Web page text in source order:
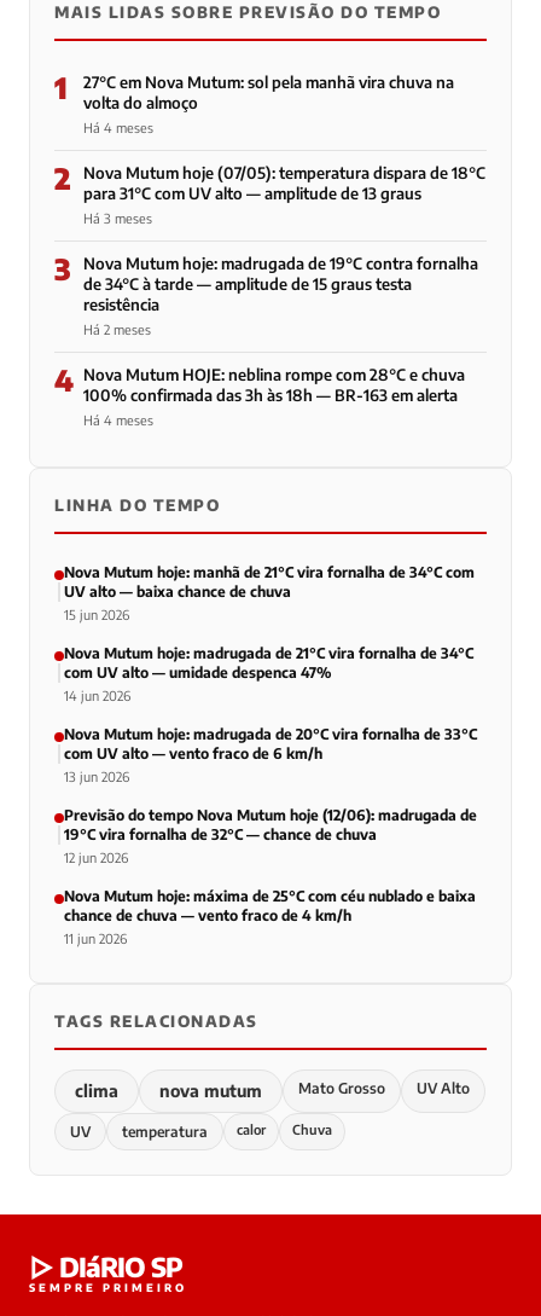
MAIS LIDAS SOBRE PREVISÃO DO TEMPO
1
27°C em Nova Mutum: sol pela manhã vira chuva na
volta do almoço
Há 4 meses
2
Nova Mutum hoje (07/05): temperatura dispara de 18°C
para 31°C com UV alto — amplitude de 13 graus
Há 3 meses
3
Nova Mutum hoje: madrugada de 19°C contra fornalha
de 34°C à tarde — amplitude de 15 graus testa
resistência
Há 2 meses
4 Nova Mutum HOJE: neblina rompe com 28°C e chuva
100% confirmada das 3h às 18h — BR-163 em alerta
Há 4 meses
LINHA DO TEMPO
Nova Mutum hoje: manhã de 21°C vira fornalha de 34°C com
UV alto — baixa chance de chuva
15 jun 2026
Nova Mutum hoje: madrugada de 21°C vira fornalha de 34°C
com UV alto — umidade despenca 47%
14 jun 2026
Nova Mutum hoje: madrugada de 20°C vira fornalha de 33°C
com UV alto — vento fraco de 6 km/h
13 jun 2026
Previsão do tempo Nova Mutum hoje (12/06): madrugada de
19°C vira fornalha de 32°C — chance de chuva
12 jun 2026
Nova Mutum hoje: máxima de 25°C com céu nublado e baixa
chance de chuva — vento fraco de 4 km/h
11 jun 2026
TAGS RELACIONADAS
clima nova mutum Mato Grosso UV Alto
UV temperatura calor Chuva
▷ DIáRIO SP
SEMPRE PRIMEIRO